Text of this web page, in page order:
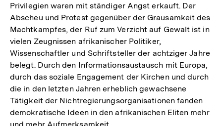
Privilegien waren mit ständiger Angst erkauft. Der
Abscheu und Protest gegenüber der Grausamkeit des
Machtkampfes, der Ruf zum Verzicht auf Gewalt ist in
vielen Zeugnissen afrikanischer Politiker,
Wissenschaftler und Schriftsteller der achtziger Jahre
belegt. Durch den Informationsaustausch mit Europa,
durch das soziale Engagement der Kirchen und durch
die in den letzten Jahren erheblich gewachsene
Tätigkeit der Nichtregierungsorganisationen fanden
demokratische Ideen in den afrikanischen Eliten mehr
und mehr Aufmerksamkeit.